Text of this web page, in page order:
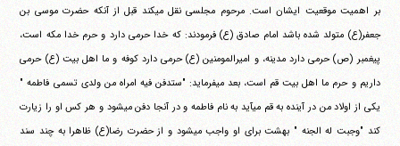
بر اهمیت موقعیت ایشان است. مرحوم مجلسی نقل می‎کند قبل از آنکه حضرت موسی بن
جعفر(ع) متولد شده باشد امام صادق (ع) فرمودند: که خدا حرمی دارد و حرم خدا مکه است،
پیغمبر (ص) حرمی دارد مدینه، و امیرالمومنین (ع) حرمی دارد کوفه و ما اهل بیت (ع) حرمی
داریم و حرم ما اهل بیت قم است، بعد می‎فرماید: "ستدفن فیه امراه من ولدی تسمی فاطمه "
یکی از اولاد من در آینده به قم می‎آید به نام فاطمه و در آنجا دفن می‎شود و هر کس او را زیارت
کند "وجبت له الجنه " بهشت برای او واجب می‎شود و از حضرت رضا(ع) ظاهرا به چند سند